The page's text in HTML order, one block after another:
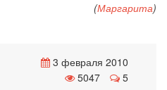
(Маргарита)
3 февраля 2010
5047
5